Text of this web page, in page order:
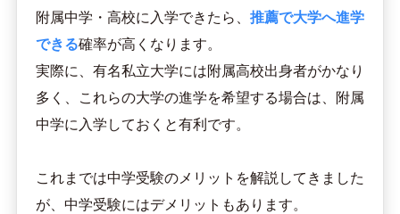
附属中学・高校に入学できたら、 推薦で大学へ進学
できる確率が高くなります。
実際に、有名私立大学には附属高校出身者がかなり
多く、これらの大学の進学を希望する場合は、附属
中学に入学しておくと有利です。
これまでは中学受験のメリットを解説してきました
が、中学受験にはデメリットもあります。